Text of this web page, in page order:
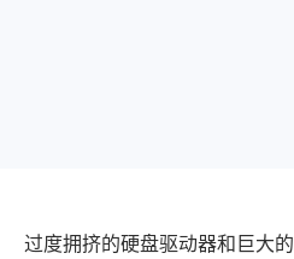
过度拥挤的硬盘驱动器和巨大